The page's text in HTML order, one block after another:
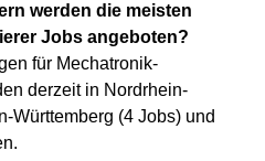
werden die meisten
Jobs angeboten?
für Mechatronik-
derzeit in Nordrhein-
Württemberg (4 Jobs) und